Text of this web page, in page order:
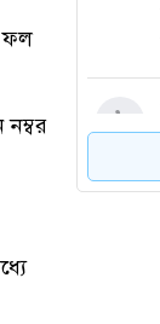
ফল
৬